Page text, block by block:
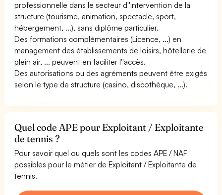
professionnelle dans le secteur d''intervention de la
structure (tourisme, animation, spectacle, sport,
hébergement, ...), sans diplôme particulier.
Des formations complémentaires (Licence, ...) en
management des établissements de loisirs, hôtellerie de
plein air, ... peuvent en faciliter l''accès.
Des autorisations ou des agréments peuvent être exigés
selon le type de structure (casino, discothèque, ...).
Quel code APE pour Exploitant / Exploitante
de tennis ?
Pour savoir quel ou quels sont les codes APE / NAF
possibles pour le métier de Exploitant / Exploitante de
tennis.